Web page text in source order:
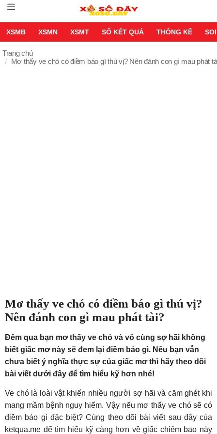
XSMB XSMN XSMT SỔ KẾT QUẢ THỐNG KÊ
Trang chủ
Mơ thấy ve chó có điềm báo gì thú vị? Nên đánh con gì mau phát
Mơ thấy ve chó có điềm báo gì thú vị?
Nên đánh con gì mau phát tài?
Đêm qua bạn mơ thấy ve chó và vô cùng sợ hãi không
biết giấc mơ này sẽ đem lại điềm báo gì. Nếu bạn vẫn
chưa biết ý nghĩa thực sự của giấc mơ thì hãy theo dõi
bài viết dưới đây để tìm hiểu kỹ hơn nhé!
Ve chó là loài vật khiến nhiều người sợ hãi và căm ghét khi
mang mầm bệnh nguy hiểm. Vậy nếu mơ thấy ve chó sẽ có
điềm báo gì đặc biệt? Cùng theo dõi bài viết sau đây của
ketqua.me để tìm hiểu kỹ càng hơn về giấc chiêm bao này